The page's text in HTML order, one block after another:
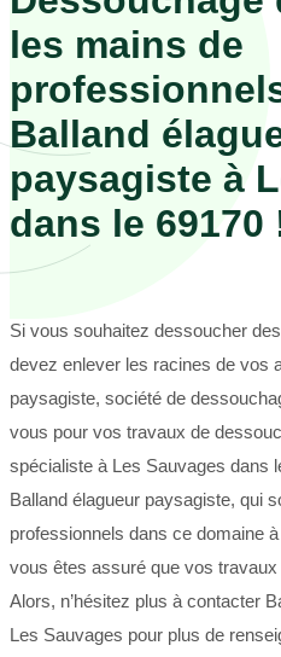
les mains de
Balland
paysagiste à
dans le 69170
Si vous souhaitez dessoucher
devez enlever les racines de vos
paysagiste, société de
vous pour vos travaux de
spécialiste à Les Sauvages dans
Balland élagueur paysagiste, qui
professionnels dans ce domaine
vous êtes assuré que vos
Alors, n’hésitez plus à contacter
Les Sauvages pour plus de